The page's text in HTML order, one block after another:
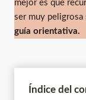
mejor es que
ser muy peligrosa
guía orientativa.
Índice del